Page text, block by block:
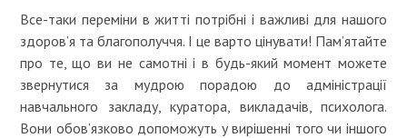
Все-таки переміни в житті потрібні і важливі для нашого
здоров’я та благополуччя. І це варто цінувати! Пам’ятайте
про те, що ви не самотні і в будь-який момент можете
звернутися за мудрою порадою до адміністрації
навчального закладу, куратора, викладачів, психолога.
Вони обов’язково допоможуть у вирішенні того чи іншого